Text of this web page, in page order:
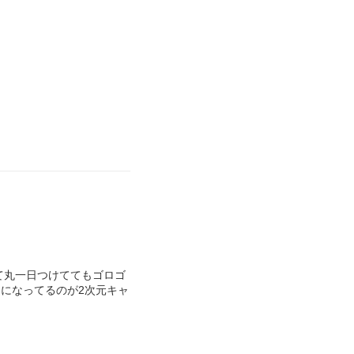
一日つけててもゴロゴ
なってるのが2次元キャ